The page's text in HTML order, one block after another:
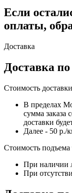
Если
оплаты,
Доставка
Доставка
Стоимость
В пределах
сумма заказа
доставки
Далее - 50 р./
Стоимость подъема
При наличии
При